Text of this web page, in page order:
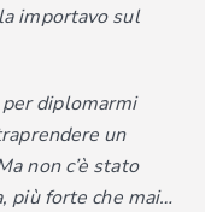
importavo sul
diplomarmi
un
non c’è stato
più forte che mai…